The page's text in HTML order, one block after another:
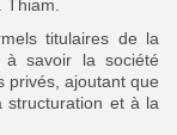
titulaires de la
à savoir la société
privés, ajoutant que
structuration et à la